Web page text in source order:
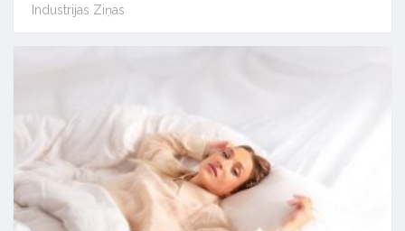
Industrijas Ziņas